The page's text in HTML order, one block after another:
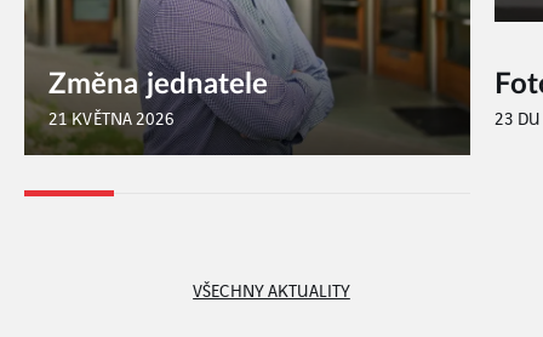
VŠECHNY AKTUALITY
Fotogalerie: vedení VINCI Energies na návštěvě v Brně
23 DUBNA 2024